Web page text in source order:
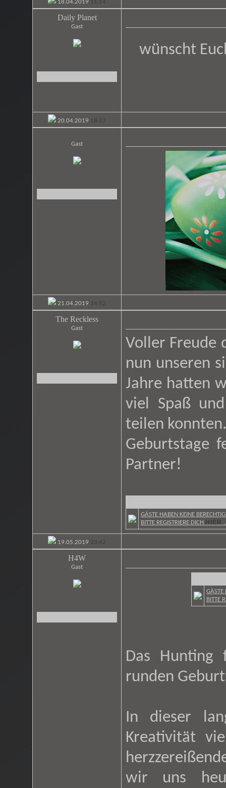
18.04.2019 11:14
Daily Planet
Gast
wünscht
20.04.2019 18:27
Gast
21.04.2019 14:52
The Reckless
Gast
Voller Freude
nun unseren
Jahre hatten
viel Spaß
teilen
Geburtstage
Partner!
GÄSTE HABEN KEINE
BITTE REGISTRIERE DICH HIER
19.05.2019 23:42
H4W
Gast
GÄSTE
BITTE
Das Hunting
runden
In dieser
Kreativität
wir uns